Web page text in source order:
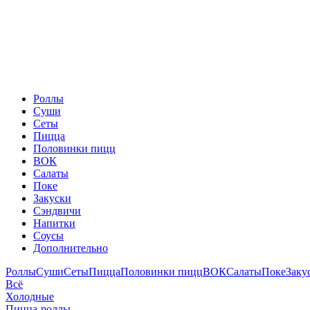
Роллы
Суши
Сеты
Пицца
Половинки пицц
ВОК
Салаты
Поке
Закуски
Сэндвичи
Напитки
Соусы
Дополнительно
РоллыСушиСетыПиццаПоловинки пиццВОКСалатыПоке
Всё
Холодные